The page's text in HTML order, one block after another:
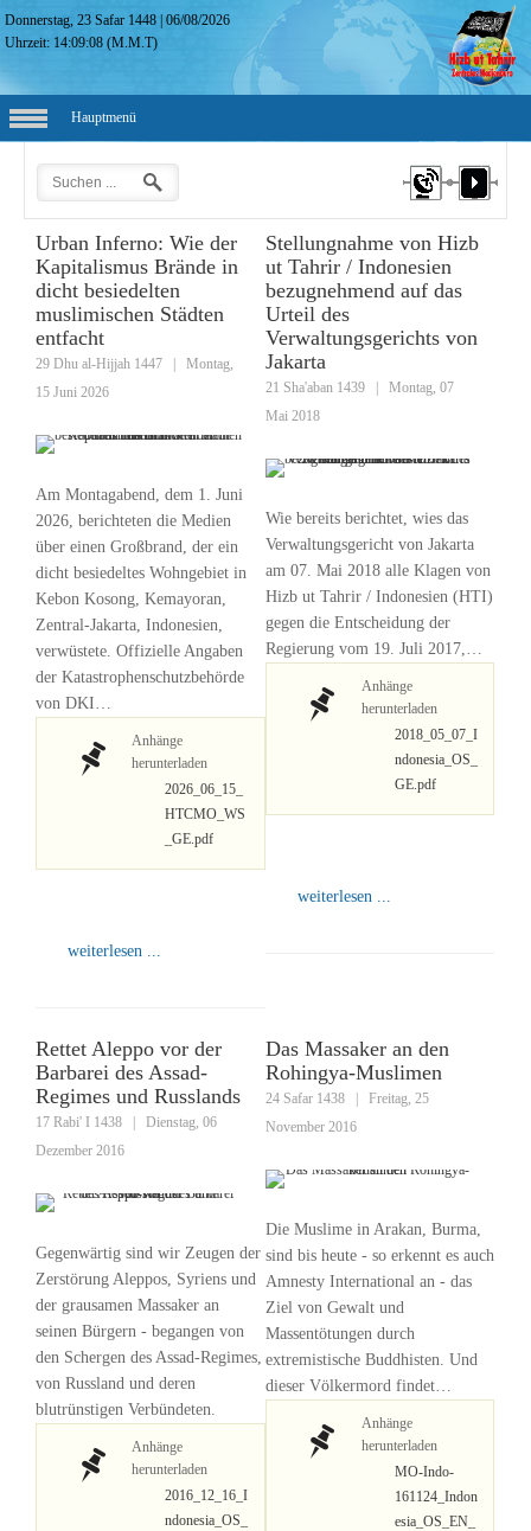
Donnerstag, 23 Safar 1448 |06/08/2026
Uhrzeit: 14:09:09 (M.M.T)
Hauptmenü
Urban Inferno: Wie der
Kapitalismus Brände in
dicht besiedelten
muslimischen Städten
entfacht
29 Dhu al-Hijjah 1447
Montag,
15 Juni 2026
Am Montagabend, dem 1. Juni
2026, berichteten die Medien
über einen Großbrand, der ein
dicht besiedeltes Wohngebiet in
Kebon Kosong, Kemayoran,
Zentral-Jakarta, Indonesien,
verwüstete. Offizielle Angaben
der Katastrophenschutzbehörde
von DKI…
Anhänge
herunterladen
2026_06_15_
HTCMO_WS
_GE.pdf
weiterlesen ...
Stellungnahme von Hizb
ut Tahrir / Indonesien
bezugnehmend auf das
Urteil des
Verwaltungsgerichts von
Jakarta
21 Sha'aban 1439
Montag, 07
Mai 2018
Wie bereits berichtet, wies das
Verwaltungsgericht von Jakarta
am 07. Mai 2018 alle Klagen von
Hizb ut Tahrir / Indonesien (HTI)
gegen die Entscheidung der
Regierung vom 19. Juli 2017,…
Anhänge
herunterladen
2018_05_07_I
ndonesia_OS_
GE.pdf
weiterlesen ...
Rettet Aleppo vor der
Barbarei des Assad-
Regimes und Russlands
17 Rabi' I 1438
Dienstag, 06
Dezember 2016
Gegenwärtig sind wir Zeugen der
Zerstörung Aleppos, Syriens und
der grausamen Massaker an
seinen Bürgern - begangen von
den Schergen des Assad-Regimes,
von Russland und deren
blutrünstigen Verbündeten.
Anhänge
herunterladen
2016_12_16_I
ndonesia_OS_
Das Massaker an den
Rohingya-Muslimen
24 Safar 1438
Freitag, 25
November 2016
Die Muslime in Arakan, Burma,
sind bis heute - so erkennt es auch
Amnesty International an - das
Ziel von Gewalt und
Massentötungen durch
extremistische Buddhisten. Und
dieser Völkermord findet…
Anhänge
herunterladen
MO-Indo-
161124_Indon
esia_OS_EN_